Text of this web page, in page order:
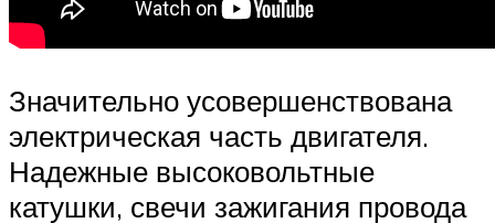
Значительно усовершенствована
электрическая часть двигателя.
Надежные высоковольтные
катушки, свечи зажигания провода